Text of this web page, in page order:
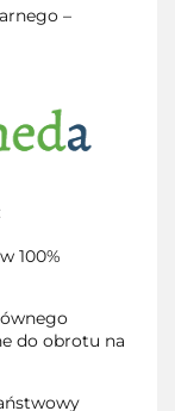
–
100%
do obrotu na